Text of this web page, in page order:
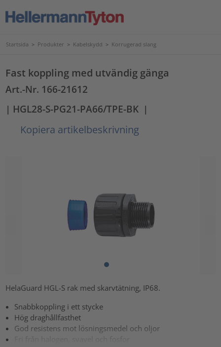
Startsida > Produkter > Kabelskydd > Korrugerad slang
Fast koppling med utvändig gänga
Art.-Nr. 166-21612
| HGL28-S-PG21-PA66/TPE-BK |
Kopiera artikelbeskrivning
HelaGuard HGL-S rak med skarvtätning, IP68.
Snabbkoppling i ett stycke
Hög draghållfasthet
God resistens mot lösningsmedel och oljor
Fri från halogen, svavel och fosfor